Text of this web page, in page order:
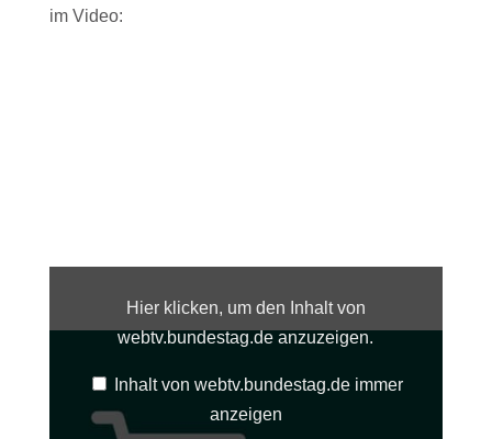
im Video:
webtv.bundestag.deHier klicken, um den Inhalt von
webtv.bundestag.de anzuzeigen.
Inhalt von webtv.bundestag.de immer
anzeigen